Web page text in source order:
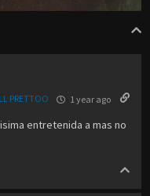
PRETTOO 1 year ago
entretenida a mas no